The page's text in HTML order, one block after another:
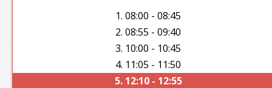
1. 08:00 - 08:45
2. 08:55 - 09:40
3. 10:00 - 10:45
4. 11:05 - 11:50
5. 12:10 - 12:55